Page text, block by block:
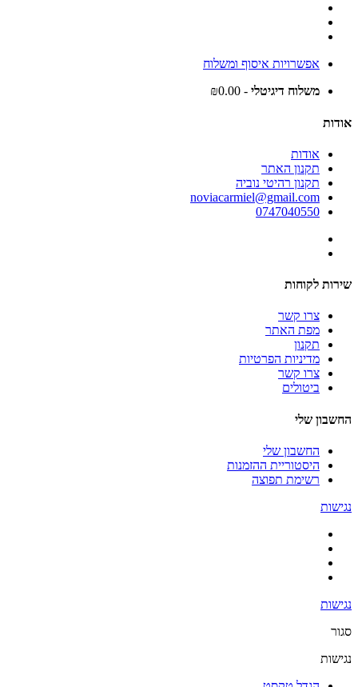
אפשרויות איסוף ומשלוח
משלוח דיגיטלי - ₪0.00
אודות
אודות
תקנון האתר
תקנון רהיטי נוביה
noviacarmiel@gmail.com
0747040550
שירות לקוחות
צרו קשר
מפת האתר
תקנון
מדיניות הפרטיות
צרו קשר
ביטולים
החשבון שלי
החשבון שלי
היסטוריית ההזמנות
רשימת תפוצה
נגישות
נגישות
סגור
נגישות